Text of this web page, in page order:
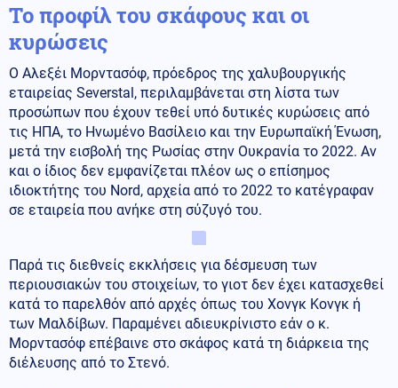
Το προφίλ του σκάφους και οι
κυρώσεις
Ο Αλεξέι Μορντασόφ, πρόεδρος της χαλυβουργικής
εταιρείας Severstal, περιλαμβάνεται στη λίστα των
προσώπων που έχουν τεθεί υπό δυτικές κυρώσεις από
τις ΗΠΑ, το Ηνωμένο Βασίλειο και την Ευρωπαϊκή Ένωση,
μετά την εισβολή της Ρωσίας στην Ουκρανία το 2022. Αν
και ο ίδιος δεν εμφανίζεται πλέον ως ο επίσημος
ιδιοκτήτης του Nord, αρχεία από το 2022 το κατέγραφαν
σε εταιρεία που ανήκε στη σύζυγό του.
Παρά τις διεθνείς εκκλήσεις για δέσμευση των
περιουσιακών του στοιχείων, το γιοτ δεν έχει κατασχεθεί
κατά το παρελθόν από αρχές όπως του Χονγκ Κονγκ ή
των Μαλδίβων. Παραμένει αδιευκρίνιστο εάν ο κ.
Μορντασόφ επέβαινε στο σκάφος κατά τη διάρκεια της
διέλευσης από το Στενό.